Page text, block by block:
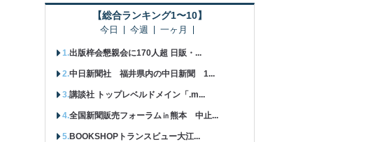
【総合ランキング1〜10】
今日 今週 一ヶ月
出版梓会懇親会に170人超 日販・...
中日新聞社 福井県内の中日新聞 1...
講談社 トップレベルドメイン「.m...
全国新聞販売フォーラム㏌熊本 中止...
BOOKSHOPトランスビュー大江...